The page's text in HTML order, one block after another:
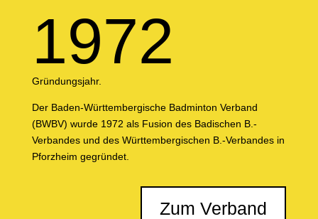
1972
Gründungsjahr.
Der Baden-Württembergische Badminton Verband
(BWBV) wurde 1972 als Fusion des Badischen B.-
Verbandes und des Württembergischen B.-Verbandes in
Pforzheim gegründet.
Zum Verband